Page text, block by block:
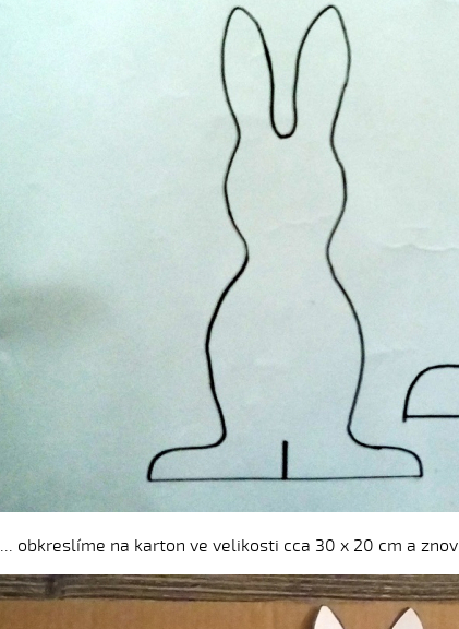
... obkreslíme na karton ve velikosti cca 30 x 20 cm a